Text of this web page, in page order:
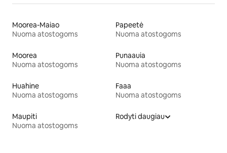
Moorea-Maiao
Nuoma atostogoms
Papeetė
Nuoma atostogoms
Moorea
Nuoma atostogoms
Punaauia
Nuoma atostogoms
Huahine
Nuoma atostogoms
Faaa
Nuoma atostogoms
Maupiti
Nuoma atostogoms
Rodyti daugiau